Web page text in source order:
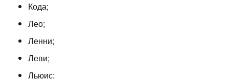
Кода;
Лео;
Ленни;
Леви;
Льюис;